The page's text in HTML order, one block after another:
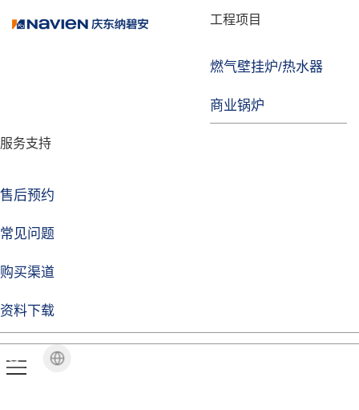
工程项目
燃气壁挂炉/热水器
商业锅炉
服务支持
售后预约
常见问题
购买渠道
资料下载
品牌故事
技术实力
企业动态
焦点注册Life
品牌视角